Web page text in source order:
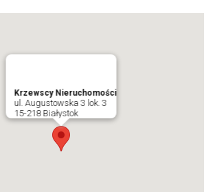
Krzewscy Nieruchomości
ul. Augustowska 3 lok. 3
15-218 Białystok